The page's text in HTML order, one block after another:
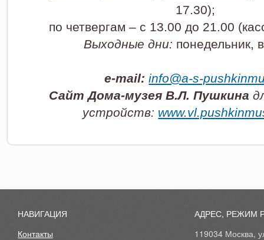
17.30);
по четвергам – с 13.00 до 21.00
Выходные дни: понедельник,
e-mail: info@a-s-
Сайт Дома-музея В.Л. Пушкина
устройств:
НАВИГАЦИЯ
Контакты
АДРЕС, РЕЖИМ
119034 Москва,